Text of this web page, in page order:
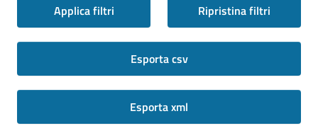
Applica filtri Ripristina filtri
Esporta csv
Esporta xml